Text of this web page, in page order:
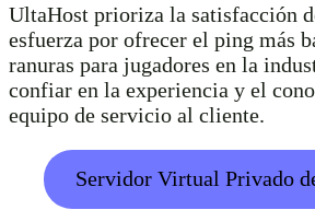
UltaHost prioriza la satisfacción
esfuerza por ofrecer el ping más
ranuras para jugadores en la
confiar en la experiencia y el
equipo de servicio al cliente.
Servidor Virtual Privado